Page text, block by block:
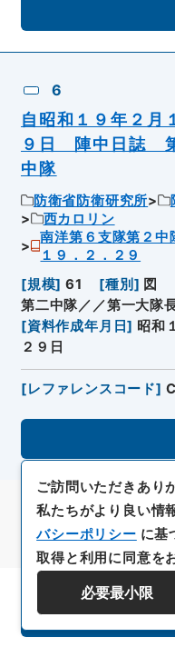
6
自昭和１９年２
９日 陣中日誌
中隊
防衛省防衛研究所
西カロリン
南洋第６支隊第２
１９．２．２９
[規模] 61 [種別 ] 図
第二中隊／／第一大隊
[資料作成年月日] 昭和
２９日
[レファレンスコード]
資料
ご訪問いただきあり
私たちがより良い情
バシーポリシー に基
取得と利用に同意を
必要最小限